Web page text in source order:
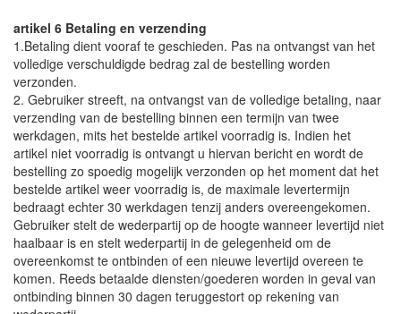
artikel 6 Betaling en verzending
1.Betaling dient vooraf te geschieden. Pas na ontvangst van het
volledige verschuldigde bedrag zal de bestelling worden
verzonden.
2. Gebruiker streeft, na ontvangst van de volledige betaling, naar
verzending van de bestelling binnen een termijn van twee
werkdagen, mits het bestelde artikel voorradig is. Indien het
artikel niet voorradig is ontvangt u hiervan bericht en wordt de
bestelling zo spoedig mogelijk verzonden op het moment dat het
bestelde artikel weer voorradig is, de maximale levertermijn
bedraagt echter 30 werkdagen tenzij anders overeengekomen.
Gebruiker stelt de wederpartij op de hoogte wanneer levertijd niet
haalbaar is en stelt wederpartij in de gelegenheid om de
overeenkomst te ontbinden of een nieuwe levertijd overeen te
komen. Reeds betaalde diensten/goederen worden in geval van
ontbinding binnen 30 dagen teruggestort op rekening van